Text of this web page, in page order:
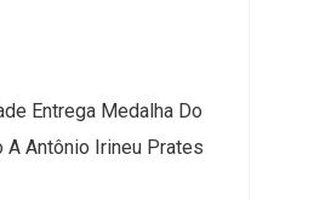
Entrega Medalha Do
Antônio Irineu Prates